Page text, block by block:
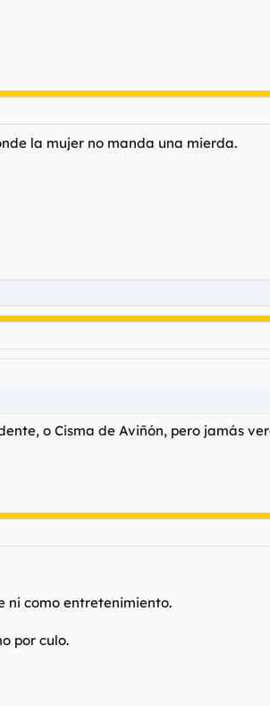
la mujer no manda una mierda.
o Cisma de Aviñón, pero jamás
ni como entretenimiento.
por culo.